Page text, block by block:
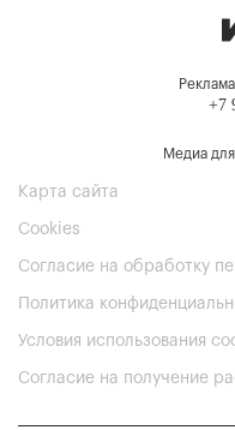
+7
Медиа
Карта сайта
Cookies
Согласие на обработку
Политика
Условия использования
Согласие на получение